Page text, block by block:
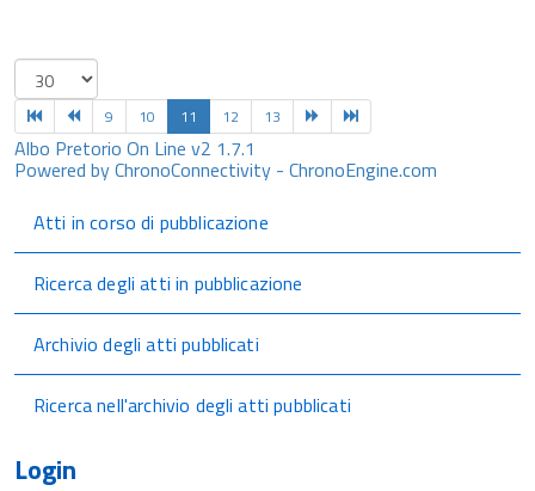
9 10 11 12 13
Albo Pretorio On Line v2 1.7.1
Powered by ChronoConnectivity - ChronoEngine.com
Atti in corso di pubblicazione
Ricerca degli atti in pubblicazione
Archivio degli atti pubblicati
Ricerca nell'archivio degli atti pubblicati
Login